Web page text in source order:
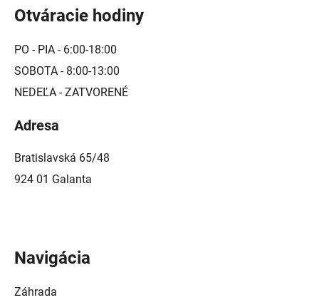
Otváracie hodiny
PO - PIA - 6:00-18:00
SOBOTA - 8:00-13:00
NEDEĽA - ZATVORENÉ
Adresa
Bratislavská 65/48
924 01 Galanta
Navigácia
Záhrada